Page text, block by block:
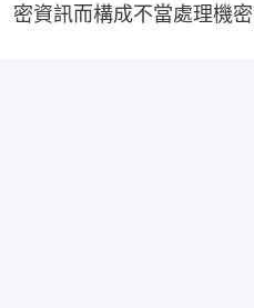
密資訊而構成不當處理機